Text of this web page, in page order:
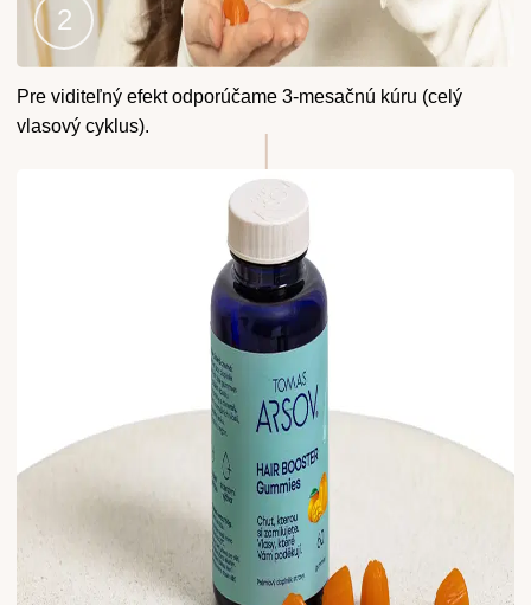
Krok
2
Pre viditeľný efekt odporúčame 3-mesačnú kúru (celý
vlasový cyklus).